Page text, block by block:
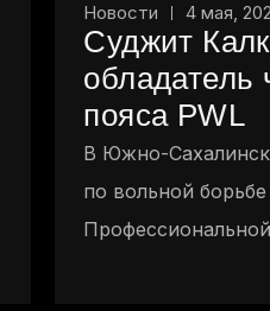
Новости 4 мая,
Суджит
обладатель
пояса PWL
В Южно-
по вольной